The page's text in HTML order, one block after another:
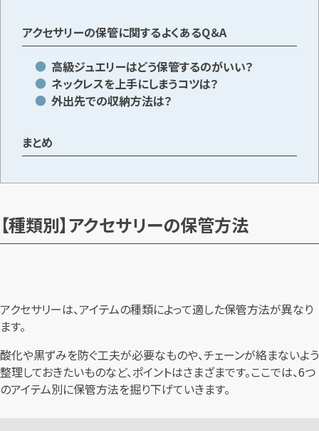
アクセサリーの保管に関するよくあるQ＆A
高級ジュエリーはどう保管するのがいい？
ネックレスを上手にしまうコツは？
外出先での収納方法は？
まとめ
【種類別】アクセサリーの保管方法
アクセサリーは、アイテムの種類によって適した保管方法が異なり
ます。
酸化や黒ずみを防ぐ工夫が必要なものや、チェーンが絡まないよう
整理しておきたいものなど、ポイントはさまざまです。ここでは、6つ
のアイテム別に保管方法を掘り下げていきます。